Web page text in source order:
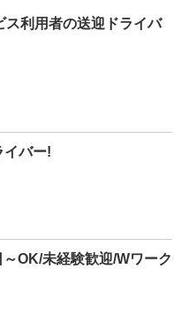
ス利用者の送迎ドライバ
イバー!
OK/未経験歓迎/Wワーク